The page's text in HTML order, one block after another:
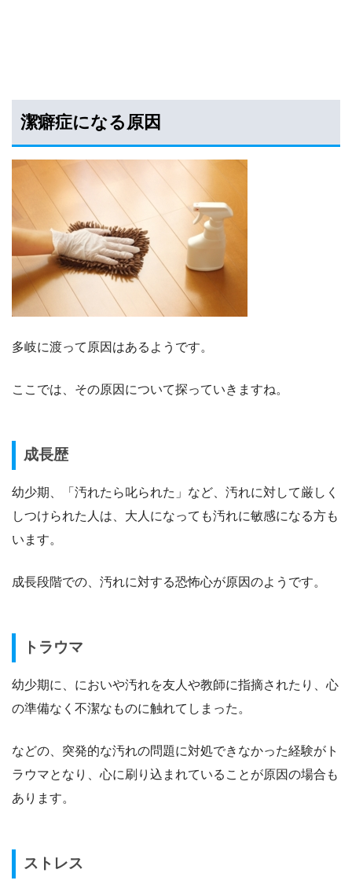
潔癖症になる原因
多岐に渡って原因はあるようです。
ここでは、その原因について探っていきますね。
成長歴
幼少期、「汚れたら叱られた」など、汚れに対して厳しく
しつけられた人は、大人になっても汚れに敏感になる方も
います。
成長段階での、汚れに対する恐怖心が原因のようです。
トラウマ
幼少期に、においや汚れを友人や教師に指摘されたり、心
の準備なく不潔なものに触れてしまった。
などの、突発的な汚れの問題に対処できなかった経験がト
ラウマとなり、心に刷り込まれていることが原因の場合も
あります。
ストレス